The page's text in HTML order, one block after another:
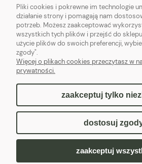
Pacnij łapką!
Sklep internetowy
Pliki cookies i pokrewne im technologie
działanie strony i pomagają nam
potrzeb. Możesz zaakceptować
wszystkich tych plików i przejść do
użycie plików do swoich preferencji,
zgody".
Więcej o plikach cookies przeczytasz w
prywatności.
zaakceptuj tylko
dostosuj
zaakceptuj